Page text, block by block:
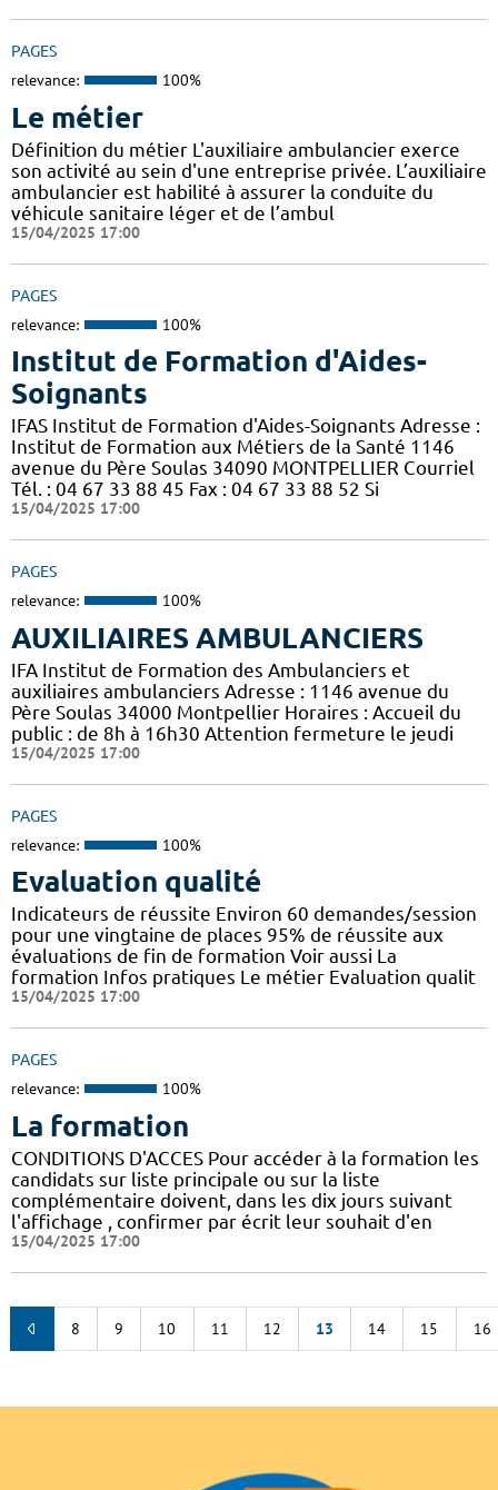
PAGES
relevance: 100%
Le métier
Définition du métier L'auxiliaire ambulancier exerce
son activité au sein d'une entreprise privée. L’auxiliaire
ambulancier est habilité à assurer la conduite du
véhicule sanitaire léger et de l’ambul
15/04/2025 17:00
PAGES
relevance: 100%
Institut de Formation d'Aides-
Soignants
IFAS Institut de Formation d'Aides-Soignants Adresse :
Institut de Formation aux Métiers de la Santé 1146
avenue du Père Soulas 34090 MONTPELLIER Courriel
Tél. : 04 67 33 88 45 Fax : 04 67 33 88 52 Si
15/04/2025 17:00
PAGES
relevance: 100%
AUXILIAIRES AMBULANCIERS
IFA Institut de Formation des Ambulanciers et
auxiliaires ambulanciers Adresse : 1146 avenue du
Père Soulas 34000 Montpellier Horaires : Accueil du
public : de 8h à 16h30 Attention fermeture le jeudi
15/04/2025 17:00
PAGES
relevance: 100%
Evaluation qualité
Indicateurs de réussite Environ 60 demandes/session
pour une vingtaine de places 95% de réussite aux
évaluations de fin de formation Voir aussi La
formation Infos pratiques Le métier Evaluation qualit
15/04/2025 17:00
PAGES
relevance: 100%
La formation
CONDITIONS D'ACCES Pour accéder à la formation les
candidats sur liste principale ou sur la liste
complémentaire doivent, dans les dix jours suivant
l'affichage , confirmer par écrit leur souhait d'en
15/04/2025 17:00
8 9 10 11 12 13 14 15 16